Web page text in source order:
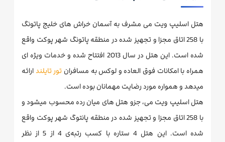
هتل اسلیپ ویت می مشرف به آسمان خراش های خلیج پاتونگ
با 258 اتاق مجزا و تجهیز شده در منطقه پاتونگ شهر پوکت واقع
شده است. این هتل در سال 2013 افتتاح شده و خدمات ویژه ای
همراه با امکانات فوق العاده و لوکس به مسافران تور تایلند ارائه
میدهد و همواره مورد رضایت مهمانان بوده است.
هتل اسلیپ ویت می، جزو هتل های میان رده محسوب میشود و
با 258 اتاق مجزا و تجهیز شده در منطقه پانتوگ شهر پوکت واقع
شده است. این هتل 4 ستاره با کسب رتبه‌ی 4 از 5 از نظر